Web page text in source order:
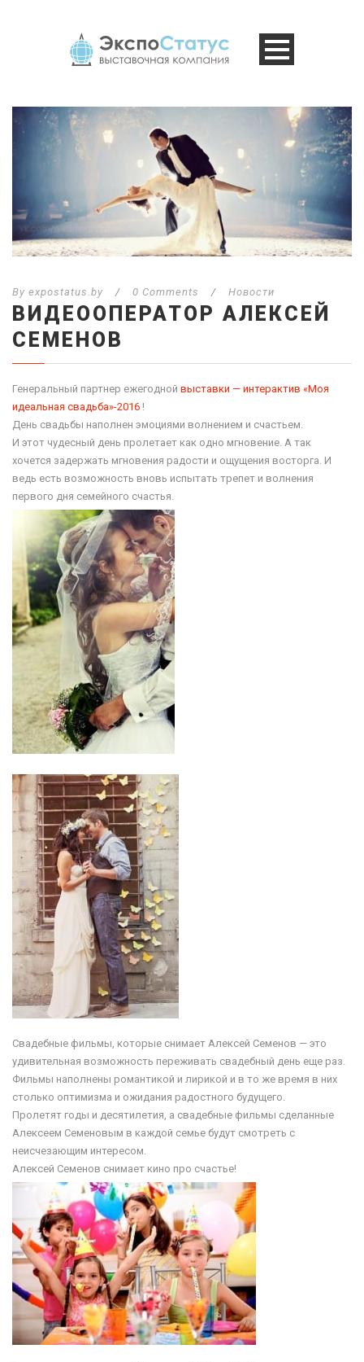
By expostatus.by / 0 Comments / Новости
ВИДЕООПЕРАТОР АЛЕКСЕЙ
СЕМЕНОВ
Генеральный партнер ежегодной выставки — интерактив «Моя
идеальная свадьба»-2016 !
День свадьбы наполнен эмоциями волнением и счастьем.
И этот чудесный день пролетает как одно мгновение. А так
хочется задержать мгновения радости и ощущения восторга. И
ведь есть возможность вновь испытать трепет и волнения
первого дня семейного счастья.
Свадебные фильмы, которые снимает Алексей Семенов — это
удивительная возможность переживать свадебный день еще раз.
Фильмы наполнены романтикой и лирикой и в то же время в них
столько оптимизма и ожидания радостного будущего.
Пролетят годы и десятилетия, а свадебные фильмы сделанные
Алексеем Семеновым в каждой семье будут смотреть с
неисчезающим интересом.
Алексей Семенов снимает кино про счастье!